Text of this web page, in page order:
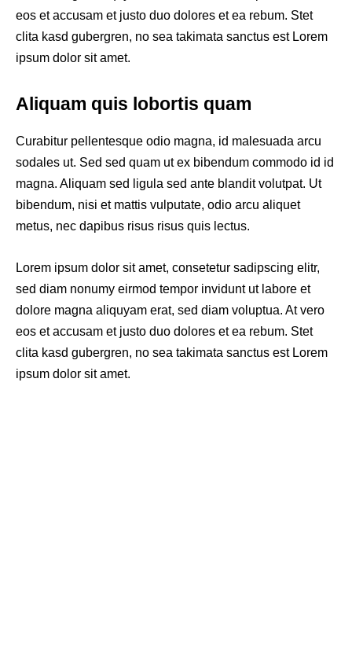
eos et accusam et justo duo dolores et ea rebum. Stet
clita kasd gubergren, no sea takimata sanctus est Lorem
ipsum dolor sit amet.
Aliquam quis lobortis quam
Curabitur pellentesque odio magna, id malesuada arcu
sodales ut. Sed sed quam ut ex bibendum commodo id id
magna. Aliquam sed ligula sed ante blandit volutpat. Ut
bibendum, nisi et mattis vulputate, odio arcu aliquet
metus, nec dapibus risus risus quis lectus.
Lorem ipsum dolor sit amet, consetetur sadipscing elitr,
sed diam nonumy eirmod tempor invidunt ut labore et
dolore magna aliquyam erat, sed diam voluptua. At vero
eos et accusam et justo duo dolores et ea rebum. Stet
clita kasd gubergren, no sea takimata sanctus est Lorem
ipsum dolor sit amet.